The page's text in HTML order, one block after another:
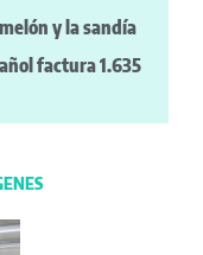
y la sandía
factura 1.635